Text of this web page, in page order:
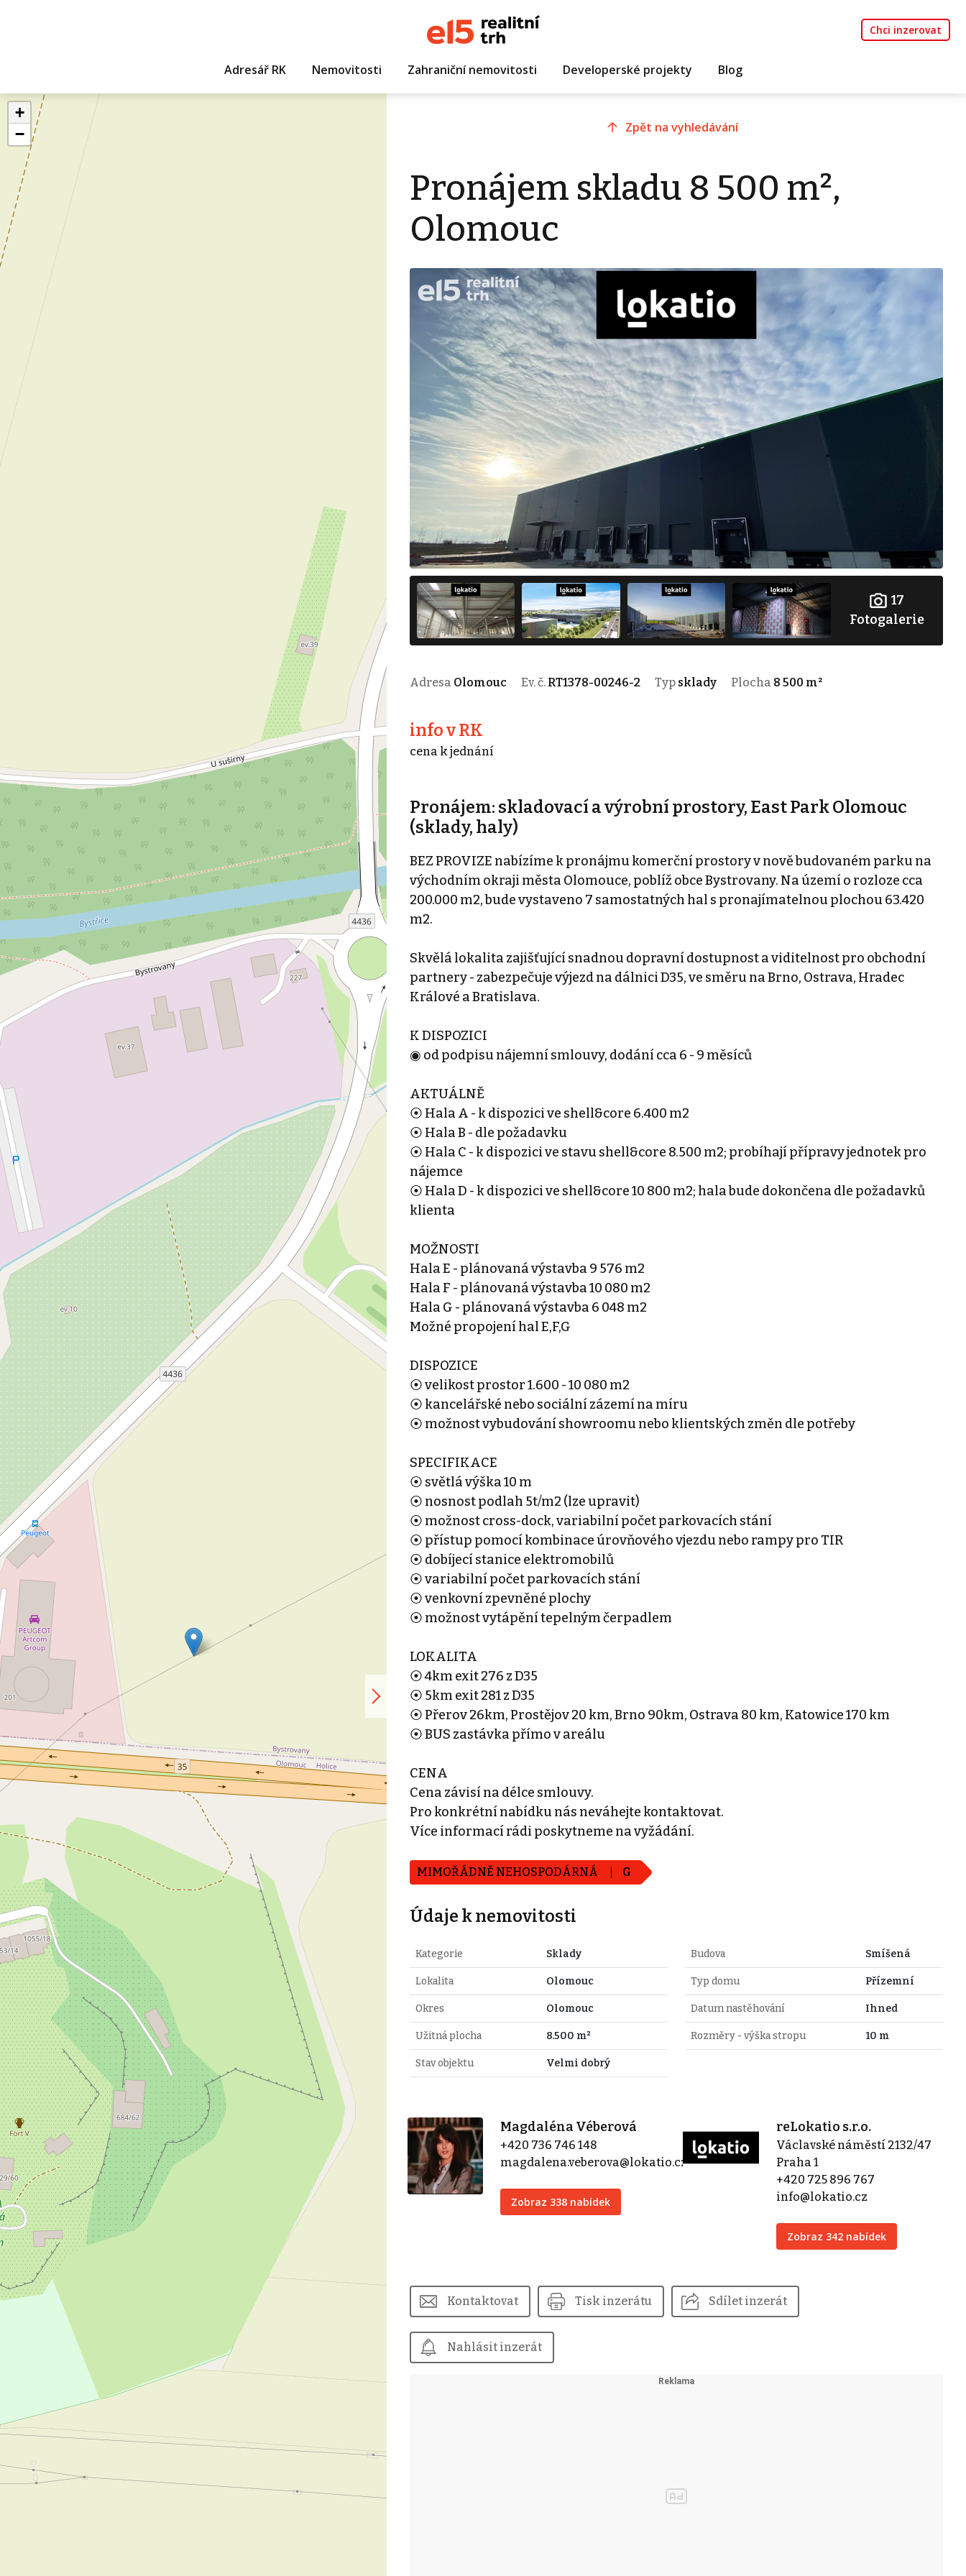
Chci inzerovat
Adresář RK Nemovitosti Zahraniční nemovitosti Developerské projekty Blog
+
−
Zpět na vyhledávání
Pronájem skladu 8 500 m²,
Olomouc
17
Fotogalerie
Adresa Olomouc Ev. č. RT1378-00246-2 Typ sklady Plocha 8 500 m²
info v RK
cena k jednání
Pronájem: skladovací a výrobní prostory, East Park Olomouc
(sklady, haly)
BEZ PROVIZE nabízíme k pronájmu komerční prostory v nově budovaném parku na
východním okraji města Olomouce, poblíž obce Bystrovany. Na území o rozloze cca
200.000 m2, bude vystaveno 7 samostatných hal s pronajímatelnou plochou 63.420
m2.
Skvělá lokalita zajišťující snadnou dopravní dostupnost a viditelnost pro obchodní
partnery - zabezpečuje výjezd na dálnici D35, ve směru na Brno, Ostrava, Hradec
Králové a Bratislava.
K DISPOZICI
◉ od podpisu nájemní smlouvy, dodání cca 6 - 9 měsíců
AKTUÁLNĚ
⦿ Hala A - k dispozici ve shell&core 6.400 m2
⦿ Hala B - dle požadavku
⦿ Hala C - k dispozici ve stavu shell&core 8.500 m2; probíhají přípravy jednotek pro
nájemce
⦿ Hala D - k dispozici ve shell&core 10 800 m2; hala bude dokončena dle požadavků
klienta
MOŽNOSTI
Hala E - plánovaná výstavba 9 576 m2
Hala F - plánovaná výstavba 10 080 m2
Hala G - plánovaná výstavba 6 048 m2
Možné propojení hal E,F,G
DISPOZICE
⦿ velikost prostor 1.600 - 10 080 m2
⦿ kancelářské nebo sociální zázemí na míru
⦿ možnost vybudování showroomu nebo klientských změn dle potřeby
SPECIFIKACE
⦿ světlá výška 10 m
⦿ nosnost podlah 5t/m2 (lze upravit)
⦿ možnost cross-dock, variabilní počet parkovacích stání
⦿ přístup pomocí kombinace úrovňového vjezdu nebo rampy pro TIR
⦿ dobíjecí stanice elektromobilů
⦿ variabilní počet parkovacích stání
⦿ venkovní zpevněné plochy
⦿ možnost vytápění tepelným čerpadlem
LOKALITA
⦿ 4km exit 276 z D35
⦿ 5km exit 281 z D35
⦿ Přerov 26km, Prostějov 20 km, Brno 90km, Ostrava 80 km, Katowice 170 km
⦿ BUS zastávka přímo v areálu
CENA
Cena závisí na délce smlouvy.
Pro konkrétní nabídku nás neváhejte kontaktovat.
Více informací rádi poskytneme na vyžádání.
MIMOŘÁDNĚ NEHOSPODÁRNÁ G
Údaje k nemovitosti
Kategorie Sklady
Lokalita Olomouc
Okres Olomouc
Užitná plocha 8.500 m²
Stav objektu Velmi dobrý
Budova Smíšená
Typ domu Přízemní
Datum nastěhování Ihned
Rozměry - výška stropu 10 m
Magdaléna Véberová
+420 736 746 148
magdalena.veberova@lokatio.cz
Zobraz 338 nabídek
reLokatio s.r.o.
Václavské náměstí 2132/47
Praha 1
+420 725 896 767
info@lokatio.cz
Zobraz 342 nabídek
Kontaktovat Tisk inzerátu Sdílet inzerát
Nahlásit inzerát